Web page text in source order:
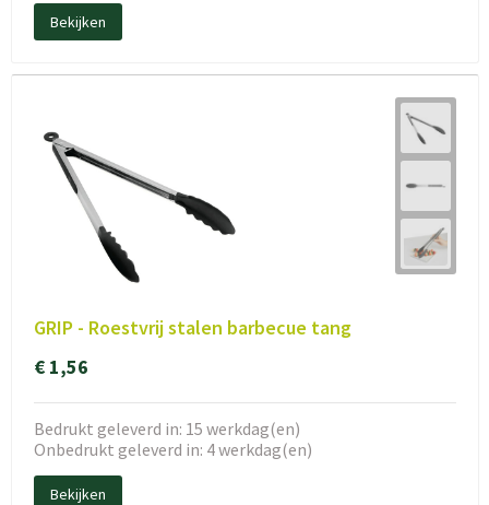
Bekijken
GRIP - Roestvrij stalen barbecue tang
€ 1,56
Bedrukt geleverd in: 15 werkdag(en)
Onbedrukt geleverd in: 4 werkdag(en)
Bekijken